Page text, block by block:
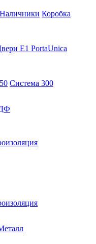
Наличники Коробка
E1 PortaUnica
Система 300